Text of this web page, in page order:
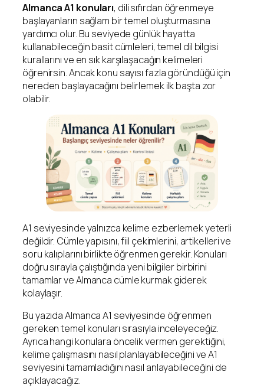
Almanca A1 konuları, dili sıfırdan öğrenmeye
başlayanların sağlam bir temel oluşturmasına
yardımcı olur. Bu seviyede günlük hayatta
kullanabileceğin basit cümleleri, temel dil bilgisi
kurallarını ve en sık karşılaşacağın kelimeleri
öğrenirsin. Ancak konu sayısı fazla göründüğü için
nereden başlayacağını belirlemek ilk başta zor
olabilir.
A1 seviyesinde yalnızca kelime ezberlemek yeterli
değildir. Cümle yapısını, fiil çekimlerini, artikelleri ve
soru kalıplarını birlikte öğrenmen gerekir. Konuları
doğru sırayla çalıştığında yeni bilgiler birbirini
tamamlar ve Almanca cümle kurmak giderek
kolaylaşır.
Bu yazıda Almanca A1 seviyesinde öğrenmen
gereken temel konuları sırasıyla inceleyeceğiz.
Ayrıca hangi konulara öncelik vermen gerektiğini,
kelime çalışmasını nasıl planlayabileceğini ve A1
seviyesini tamamladığını nasıl anlayabileceğini de
açıklayacağız.